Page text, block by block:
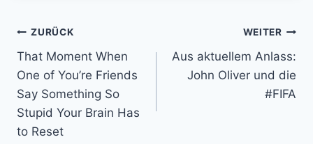
Beitragsnavigation
ZURÜCK
That Moment When
One of You’re Friends
Say Something So
Stupid Your Brain Has
to Reset
WEITER
Aus aktuellem Anlass:
John Oliver und die
#FIFA